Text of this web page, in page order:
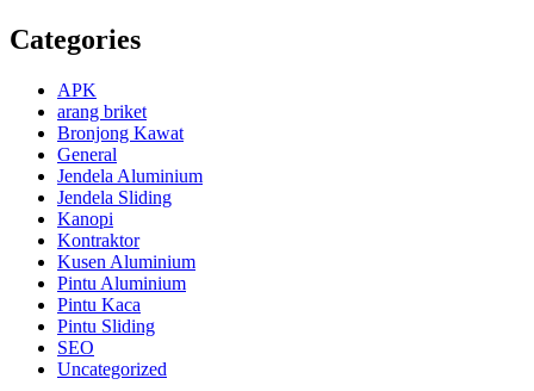
Categories
APK
arang briket
Bronjong Kawat
General
Jendela Aluminium
Jendela Sliding
Kanopi
Kontraktor
Kusen Aluminium
Pintu Aluminium
Pintu Kaca
Pintu Sliding
SEO
Uncategorized